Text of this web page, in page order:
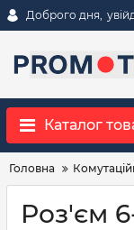
Доброго дня,
Каталог
Головна
Роз'єм